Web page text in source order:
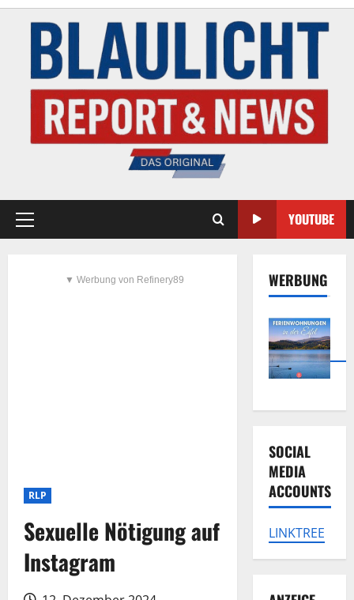
YOUTUBE
▼ Werbung von Refinery89
RLP
Sexuelle Nötigung auf
Instagram
WERBUNG
SOCIAL
MEDIA
ACCOUNTS
LINKTREE